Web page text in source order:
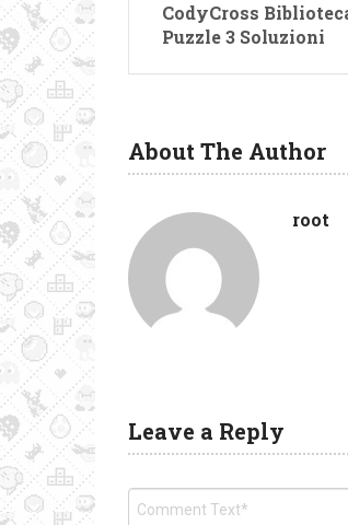
CodyCross
Puzzle 3 Soluzioni
About The Author
root
Leave a Reply